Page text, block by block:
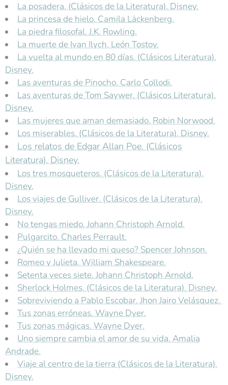
La posadera. (Clásicos de la Literatura). Disney.
La princesa de hielo. Camila Läckenberg.
La piedra filosofal. J.K. Rowling.
La muerte de Ivan Ilych. León Tostoy.
La vuelta al mundo en 80 días. (Clásicos Literatura).
Disney.
Las aventuras de Pinocho. Carlo Collodi.
Las aventuras de Tom Saywer. (Clásicos Literatura).
Disney.
Las mujeres que aman demasiado. Robin Norwood.
Los miserables. (Clásicos de la Literatura). Disney.
Los relatos de Edgar Allan Poe. (Clásicos
Literatura). Disney.
Los tres mosqueteros. (Clásicos de la Literatura).
Disney.
Los viajes de Gulliver. (Clásicos de la Literatura).
Disney.
No tengas miedo. Johann Christoph Arnold.
Pulgarcito. Charles Perrault.
¿Quién se ha llevado mi queso? Spencer Johnson.
Romeo y Julieta. William Shakespeare.
Setenta veces siete. Johann Christoph Arnold.
Sherlock Holmes. (Clásicos de la Literatura). Disney.
Sobreviviendo a Pablo Escobar. Jhon Jairo Velásquez.
Tus zonas erróneas. Wayne Dyer.
Tus zonas mágicas. Wayne Dyer.
Uno siempre cambia el amor de su vida. Amalia
Andrade.
Viaje al centro de la tierra (Clásicos de la Literatura).
Disney.